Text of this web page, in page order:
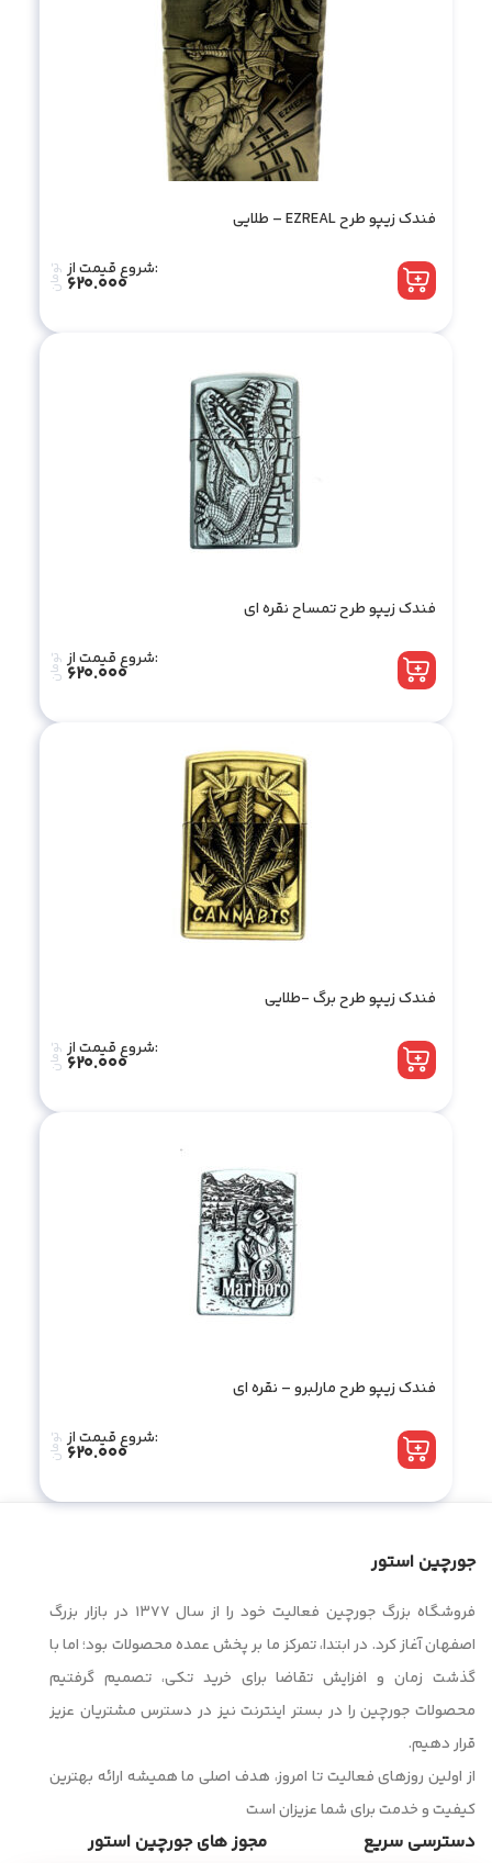
فندک زیپو طرح EZREAL – طلایی
شروع قیمت از: تومان 620.000
فندک زیپو طرح تمساح نقره ای
شروع قیمت از: تومان 620.000
فندک زیپو طرح برگ -طلایی
شروع قیمت از: تومان 620.000
فندک زیپو طرح مارلبرو – نقره ای
شروع قیمت از: تومان 620.000
جورچین استور
فروشگاه بزرگ جورچین فعالیت خود را از سال ۱۳۷۷ در بازار بزرگ
اصفهان آغاز کرد. در ابتدا، تمرکز ما بر پخش عمده محصولات بود؛ اما با
گذشت زمان و افزایش تقاضا برای خرید تکی، تصمیم گرفتیم
محصولات جورچین را در بستر اینترنت نیز در دسترس مشتریان عزیز
قرار دهیم.
از اولین روزهای فعالیت تا امروز، هدف اصلی ما همیشه ارائه بهترین
کیفیت و خدمت برای شما عزیزان است
دسترسی سریع مجوز های جورچین استور